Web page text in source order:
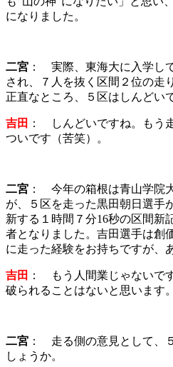
になりました。
二宮 ： 実際、東海大に入学し
され、７人を抜く区間２位の走
正直なところ、５区はしんどい
吉田 ： しんどいですね。もう
ついです（苦笑）。
二宮 ： 今年の箱根は青山学院
が、５区を走った黒田朝日選手
新する１時間７分16秒の区間新
者となりました。吉田選手は創
に走った経験をお持ちですが、
吉田 ： もう人間業じゃないで
破られることはないと思います。
二宮 ： 走る側の意見として、
しょうか。